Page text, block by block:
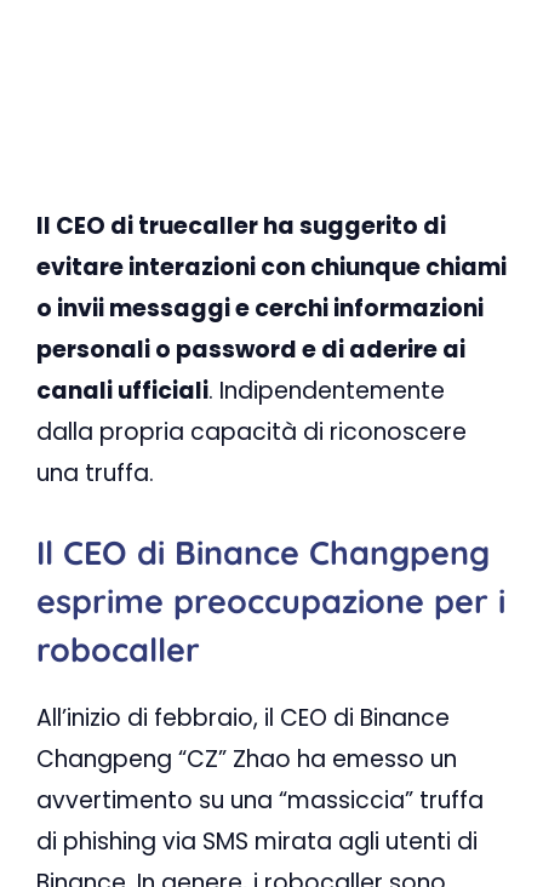
Il CEO di truecaller ha suggerito di
evitare interazioni con chiunque chiami
o invii messaggi e cerchi informazioni
personali o password e di aderire ai
canali ufficiali. Indipendentemente
dalla propria capacità di riconoscere
una truffa.
Il CEO di Binance Changpeng
esprime preoccupazione per i
robocaller
All’inizio di febbraio, il CEO di Binance
Changpeng “CZ” Zhao ha emesso un
avvertimento su una “massiccia” truffa
di phishing via SMS mirata agli utenti di